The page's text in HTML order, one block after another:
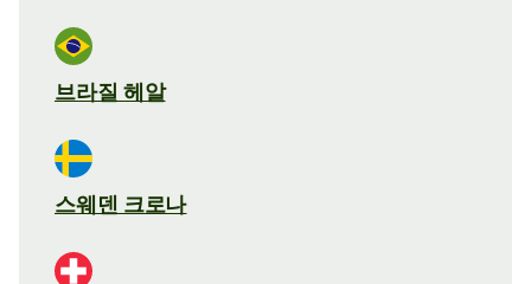
브라질 헤알
스웨덴 크로나